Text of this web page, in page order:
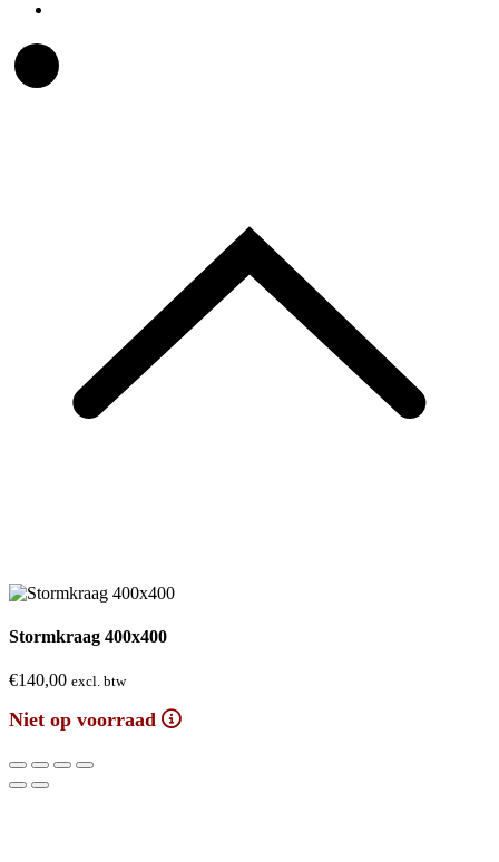
Stormkraag 400x400
€140,00 excl. btw
Niet op voorraad